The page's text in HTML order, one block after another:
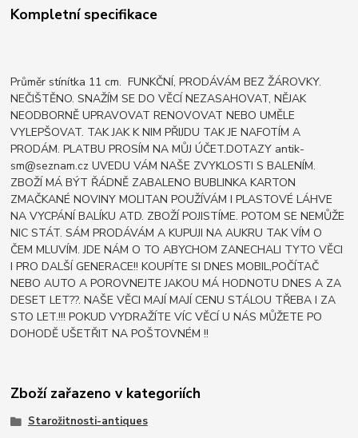
Kompletní specifikace
Průměr stínítka 11 cm. FUNKČNÍ, PRODÁVÁM BEZ ŽÁROVKY.
NEČIŠTĚNO. SNAŽÍM SE DO VĚCÍ NEZASAHOVAT, NĚJAK
NEODBORNĚ UPRAVOVAT RENOVOVAT NEBO UMĚLE
VYLEPŠOVAT. TAK JAK K NIM PŘIJDU TAK JE NAFOTÍM A
PRODÁM. PLATBU PROSÍM NA MŮJ ÚČET.DOTAZY antik-
sm@seznam.cz UVEDU VÁM NAŠE ZVYKLOSTI S BALENÍM.
ZBOŽÍ MÁ BÝT ŘÁDNĚ ZABALENO BUBLINKA KARTON
ZMAČKANÉ NOVINY MOLITAN POUŽÍVÁM I PLASTOVÉ LÁHVE
NA VYCPÁNÍ BALÍKU ATD. ZBOŽÍ POJISTÍME. POTOM SE NEMŮŽE
NIC STÁT. SÁM PRODÁVÁM A KUPUJI NA AUKRU TAK VÍM O
ČEM MLUVÍM. JDE NÁM O TO ABYCHOM ZANECHALI TYTO VĚCI
I PRO DALŠÍ GENERACE!! KOUPÍTE SI DNES MOBIL,POČÍTAČ
NEBO AUTO A POROVNEJTE JAKOU MÁ HODNOTU DNES A ZA
DESET LET??. NAŠE VĚCI MAJÍ MAJÍ CENU STÁLOU TŘEBA I ZA
STO LET.!!! POKUD VYDRAŽÍTE VÍC VĚCÍ U NÁS MŮŽETE PO
DOHODĚ UŠETŘIT NA POŠTOVNÉM !!
Zboží zařazeno v kategoriích
Starožitnosti-antiques